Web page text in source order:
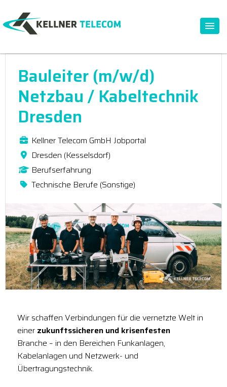
Bauleiter (m/w/d)
Netzbau / Kabeltechnik
Dresden
Kellner Telecom GmbH Jobportal
Dresden (Kesselsdorf)
Berufserfahrung
Technische Berufe (Sonstige)
Wir schaffen Verbindungen für die vernetzte Welt in
einer zukunftssicheren und krisenfesten
Branche – in den Bereichen Funkanlagen,
Kabelanlagen und Netzwerk- und
Übertragungstechnik.